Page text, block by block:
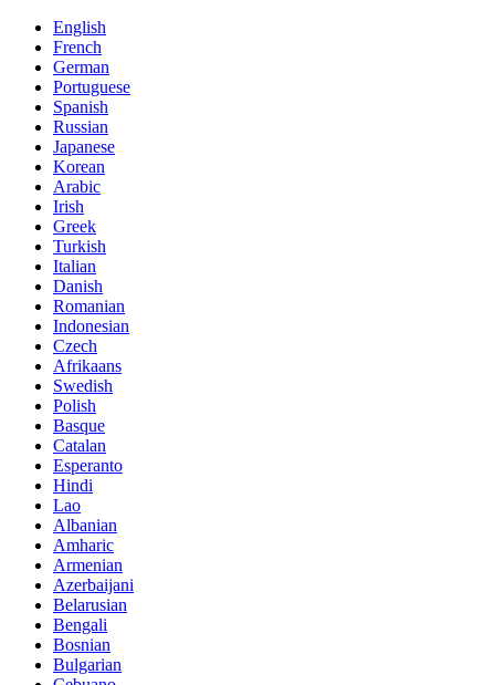
English
French
German
Portuguese
Spanish
Russian
Japanese
Korean
Arabic
Irish
Greek
Turkish
Italian
Danish
Romanian
Indonesian
Czech
Afrikaans
Swedish
Polish
Basque
Catalan
Esperanto
Hindi
Lao
Albanian
Amharic
Armenian
Azerbaijani
Belarusian
Bengali
Bosnian
Bulgarian